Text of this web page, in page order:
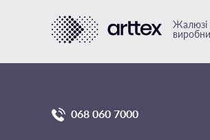
Жалюзі
068 060 7000